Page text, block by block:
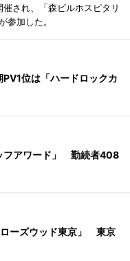
され、「森ビルホスピタリ
参加した。
位は「ハードロックカ
フアワード」 勤続者408
ーズウッド東京」 東京